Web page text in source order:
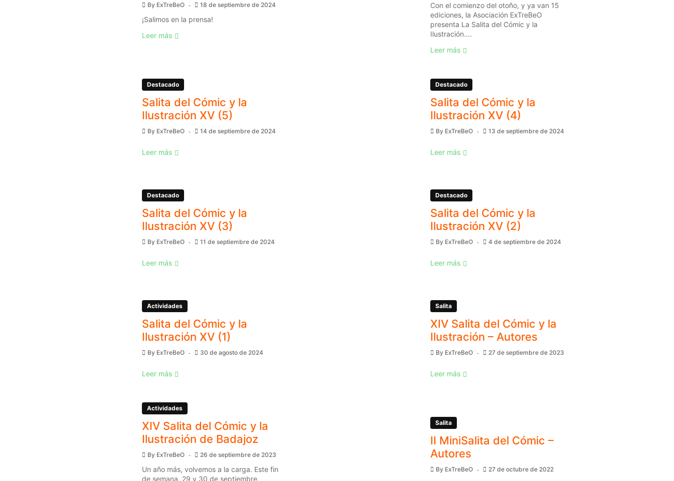
By ExTreBeO 18 de septiembre de 2024
¡Salimos en la prensa!
Leer más
Con el comienzo del otoño, y ya van 15
ediciones, la Asociación ExTreBeO
presenta La Salita del Cómic y la
Ilustración....
Leer más
Destacado
Salita del Cómic y la
Ilustración XV (5)
By ExTreBeO 14 de septiembre de 2024
Leer más
Destacado
Salita del Cómic y la
Ilustración XV (4)
By ExTreBeO 13 de septiembre de 2024
Leer más
Destacado
Salita del Cómic y la
Ilustración XV (3)
By ExTreBeO 11 de septiembre de 2024
Leer más
Destacado
Salita del Cómic y la
Ilustración XV (2)
By ExTreBeO 4 de septiembre de 2024
Leer más
Actividades
Salita del Cómic y la
Ilustración XV (1)
By ExTreBeO 30 de agosto de 2024
Leer más
Salita
XIV Salita del Cómic y la
Ilustración – Autores
By ExTreBeO 27 de septiembre de 2023
Leer más
Actividades
XIV Salita del Cómic y la
Ilustración de Badajoz
By ExTreBeO 26 de septiembre de 2023
Un año más, volvemos a la carga. Este fin
de semana, 29 y 30 de septiembre,
Salita
II MiniSalita del Cómic –
Autores
By ExTreBeO 27 de octubre de 2022